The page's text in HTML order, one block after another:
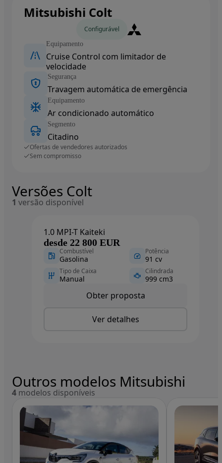
Mitsubishi Colt
Configurável
Equipamento
Cruise Control com limitador de
velocidade
Segurança
Travagem automática de emergência
Equipamento
Ar condicionado automático
Segmento
Citadino
Ofertas de vendedores autorizados
Sem compromisso
Versões Colt
1 versão disponível
1.0 MPI-T Kaiteki
desde 22 800 EUR
Combustível
Gasolina
Potência
91 cv
Tipo de Caixa
Manual
Cilindrada
999 cm3
Obter proposta
Ver detalhes
Outros modelos Mitsubishi
4 modelos disponíveis